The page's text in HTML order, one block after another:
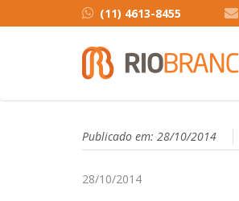
(11) 4613-8455
Publicado em: 28/10/2014
28/10/2014